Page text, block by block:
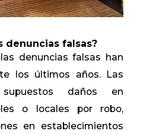
denuncias falsas?
denuncias falsas han
los últimos años. Las
daños en
o locales por robo,
en establecimientos